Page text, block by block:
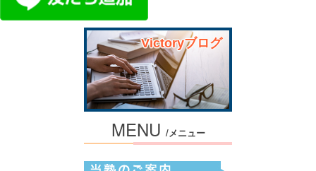
Victoryブログ
MENU /メニュー